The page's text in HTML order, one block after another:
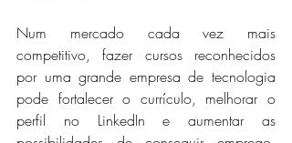
Num mercado cada vez mais
competitivo, fazer cursos reconhecidos
por uma grande empresa de tecnologia
pode fortalecer o currículo, melhorar o
perfil no LinkedIn e aumentar as